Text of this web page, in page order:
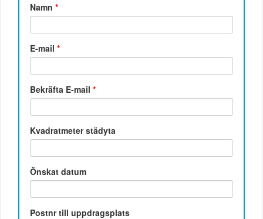
Namn*
E-mail*
Bekräfta E-mail*
Kvadratmeter städyta
Önskat datum
Postnr till uppdragsplats